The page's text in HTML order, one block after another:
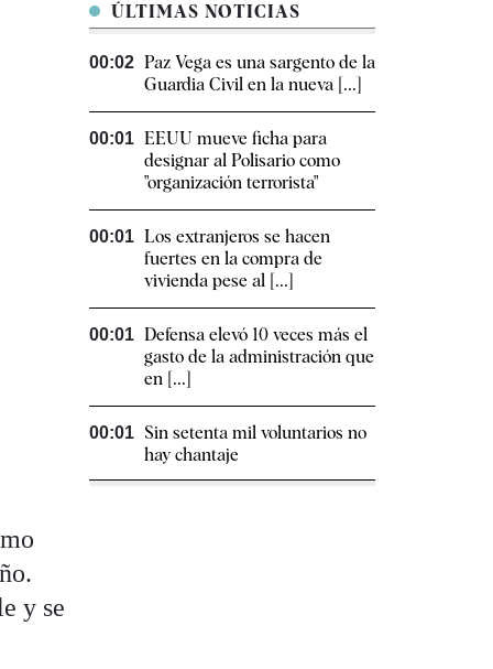
y se
ÚLTIMAS NOTICIAS
00:02 Paz Vega es una sargento de la
Guardia Civil en la nueva [...]
00:01 EEUU mueve ficha para
designar al Polisario como
"organización terrorista"
00:01 Los extranjeros se hacen
fuertes en la compra de
vivienda pese al [...]
00:01 Defensa elevó 10 veces más el
gasto de la administración que
en [...]
00:01 Sin setenta mil voluntarios no
hay chantaje